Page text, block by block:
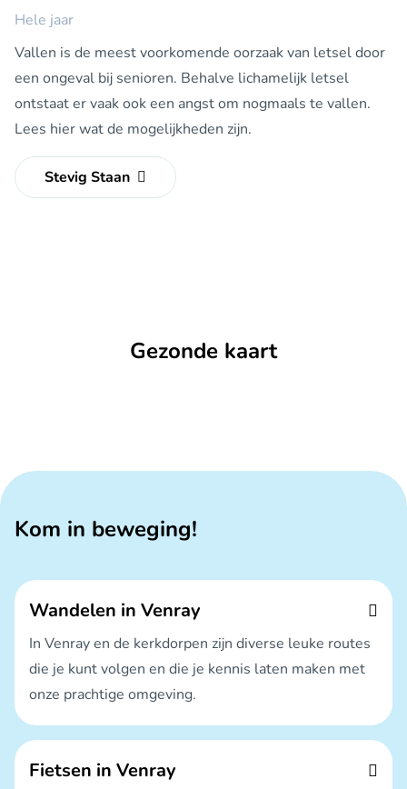
Hele jaar
Vallen is de meest voorkomende oorzaak van letsel door
een ongeval bij senioren. Behalve lichamelijk letsel
ontstaat er vaak ook een angst om nogmaals te vallen.
Lees hier wat de mogelijkheden zijn.
Stevig Staan
Gezonde kaart
Kom in beweging!
Wandelen in Venray
In Venray en de kerkdorpen zijn diverse leuke routes
die je kunt volgen en die je kennis laten maken met
onze prachtige omgeving.
Fietsen in Venray